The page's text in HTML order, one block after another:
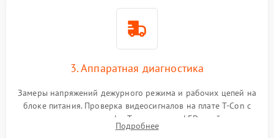
3. Аппаратная диагностика
Замеры напряжений дежурного режима и рабочих цепей на
блоке питания. Проверка видеосигналов на плате T-Con с
помощью осциллографа. Тестирование LED-драйвера и
светодиодных планок подсветки мультиметром.
Подробнее